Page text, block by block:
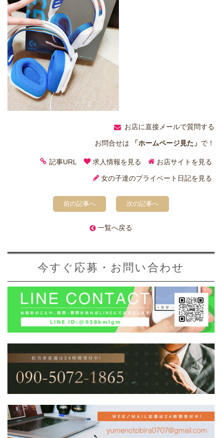
お店に直接メールで質問する
お問合せは
「ホームページ見た」 で！
記事URL 求人情報を見る お店サイトを見る
女の子達のプライベート日記を見る
前の記事へ 次の記事へ
一覧へ戻る
今すぐ応募・お問い合わせ